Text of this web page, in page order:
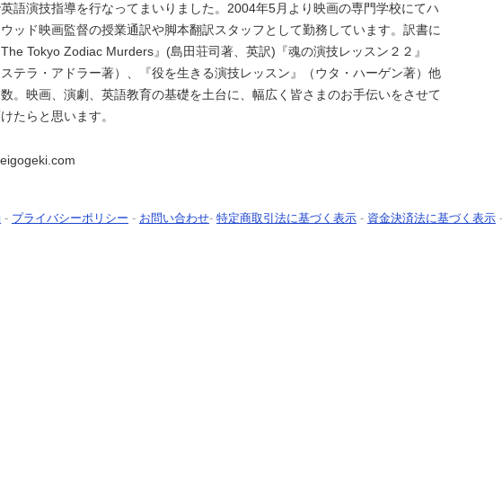
語演技指導を行なってまいりました。2004年5月より映画の専門学校にてハ
ウッド映画監督の授業通訳や脚本翻訳スタッフとして勤務しています。訳書に
The Tokyo Zodiac Murders』(島田荘司著、英訳)『魂の演技レッスン２２』
ステラ・アドラー著）、『役を生きる演技レッスン』（ウタ・ハーゲン著）他
。映画、演劇、英語教育の基礎を土台に、幅広く皆さまのお手伝いをさせて
たらと思います。
- プライバシーポリシー - お問い合わせ- 特定商取引法に基づく表示 - 資金決済法に基づく表示 -